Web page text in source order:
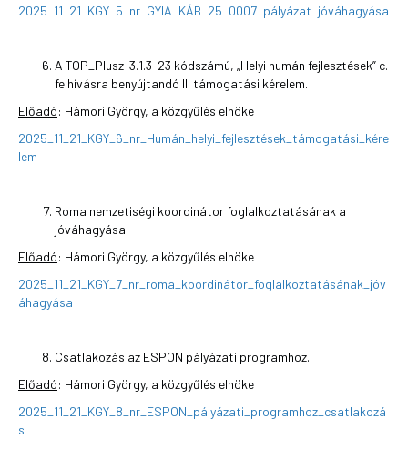
2025_11_21_KGY_5_nr_GYIA_KÁB_25_0007_pályázat_jóváhagyása
A TOP_Plusz-3.1.3-23 kódszámú, „Helyi humán fejlesztések” c.
felhívásra benyújtandó II. támogatási kérelem.
Előadó: Hámori György, a közgyűlés elnöke
2025_11_21_KGY_6_nr_Humán_helyi_fejlesztések_támogatási_kére
lem
Roma nemzetiségi koordinátor foglalkoztatásának a
jóváhagyása.
Előadó: Hámori György, a közgyűlés elnöke
2025_11_21_KGY_7_nr_roma_koordinátor_foglalkoztatásának_jóv
áhagyása
Csatlakozás az ESPON pályázati programhoz.
Előadó: Hámori György, a közgyűlés elnöke
2025_11_21_KGY_8_nr_ESPON_pályázati_programhoz_csatlakozá
s